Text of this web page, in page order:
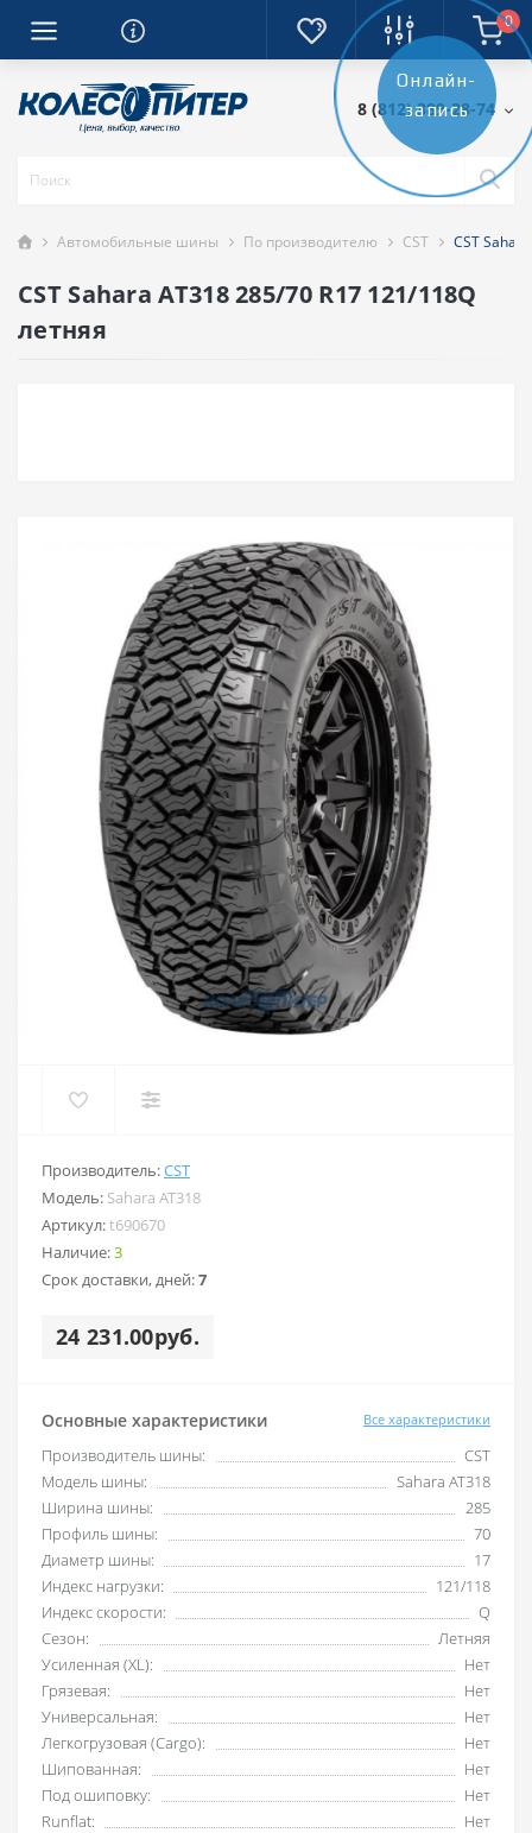
0
8 (812) 389-28-74
Автомобильные шины По производителю CST CST
CST Sahara AT318 285/70 R17 121/118Q
летняя
Производитель:CST
Модель: Sahara AT318
Артикул:t690670
Наличие:3
Срок доставки, дней:7
24 231.00руб.
Основные характеристики Все характеристики
Производитель шины:
CST
Модель шины:
Sahara AT318
Ширина шины:
285
Профиль шины:
70
Диаметр шины:
17
Индекс нагрузки:
121/118
Индекс скорости:
Q
Сезон:
Летняя
Усиленная (XL):
Нет
Грязевая:
Нет
Универсальная:
Нет
Легкогрузовая (Cargo):
Нет
Шипованная:
Нет
Под ошиповку:
Нет
Runflat:
Нет
Онлайн-
запись